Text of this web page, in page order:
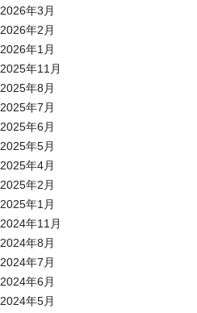
2026年3月
2026年2月
2026年1月
2025年11月
2025年8月
2025年7月
2025年6月
2025年5月
2025年4月
2025年2月
2025年1月
2024年11月
2024年8月
2024年7月
2024年6月
2024年5月